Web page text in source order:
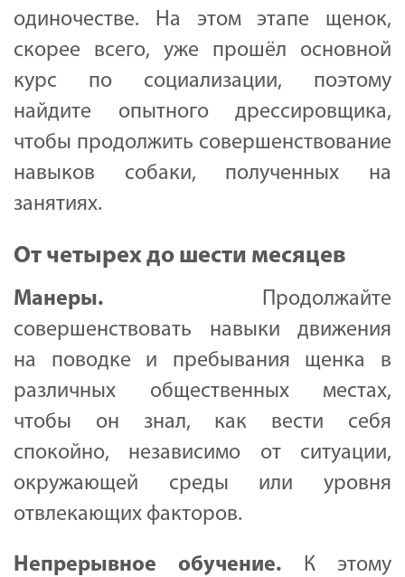
одиночестве. На этом этапе щенок,
скорее всего, уже прошёл основной
курс по социализации, поэтому
найдите опытного дрессировщика,
чтобы продолжить совершенствование
навыков собаки, полученных на
занятиях.
От четырех до шести месяцев
Манеры. Продолжайте
совершенствовать навыки движения
на поводке и пребывания щенка в
различных общественных местах,
чтобы он знал, как вести себя
спокойно, независимо от ситуации,
окружающей среды или уровня
отвлекающих факторов.
Непрерывное обучение. К этому